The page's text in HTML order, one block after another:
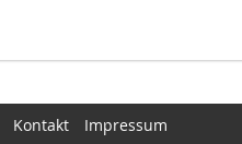
Kontakt Impressum